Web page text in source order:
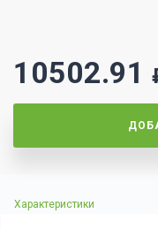
10502.91
Характеристики